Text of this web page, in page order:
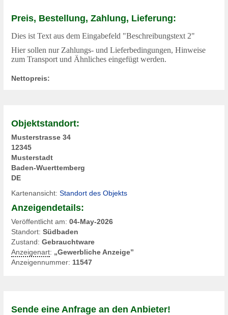
Preis, Bestellung, Zahlung, Lieferung:
Dies ist Text aus dem Eingabefeld "Beschreibungstext 2"
Hier sollen nur Zahlungs- und Lieferbedingungen, Hinweise
zum Transport und Ähnliches eingefügt werden.
Nettopreis:
Objektstandort:
Musterstrasse 34
12345
Musterstadt
Baden-Wuerttemberg
DE
Kartenansicht: Standort des Objekts
Anzeigendetails:
Veröffentlicht am: 04-May-2026
Standort: Südbaden
Zustand: Gebrauchtware
Anzeigenart: „Gewerbliche Anzeige”
Anzeigennummer: 11547
Sende eine Anfrage an den Anbieter!